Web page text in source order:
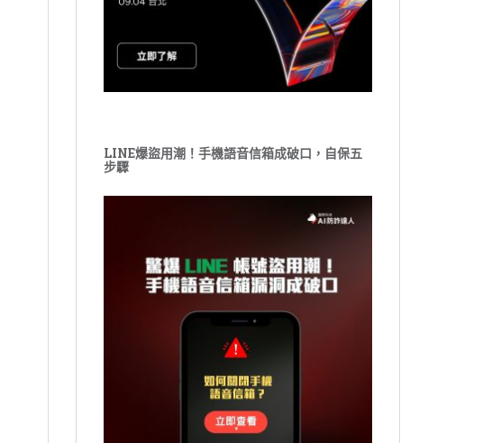
LINE爆盜用潮！手機語音信箱成破口，自保五
步驟